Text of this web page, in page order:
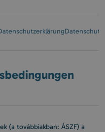
(a továbbiakban: ÁSZF) a